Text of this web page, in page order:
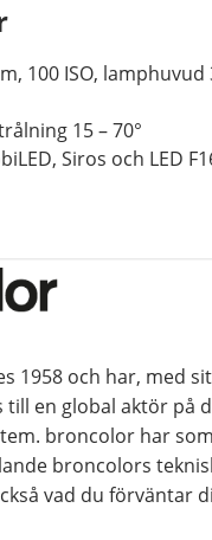
100 ISO, lamphuvud
15 – 70°
Siros och LED
1958 och har, med
till en global aktör
broncolor har
broncolors
vad du förväntar